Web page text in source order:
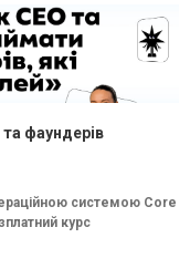
фаундерів
системою Core
курс